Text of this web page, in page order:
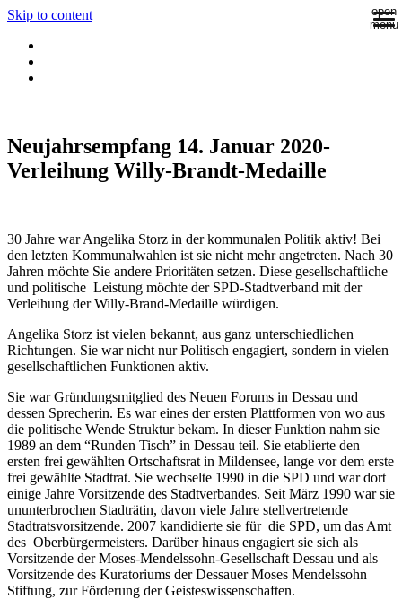
Skip to content
open
menu
Neujahrsempfang 14. Januar 2020-
Verleihung Willy-Brandt-Medaille
30 Jahre war Angelika Storz in der kommunalen Politik aktiv! Bei
den letzten Kommunalwahlen ist sie nicht mehr angetreten. Nach 30
Jahren möchte Sie andere Prioritäten setzen. Diese gesellschaftliche
und politische Leistung möchte der SPD-Stadtverband mit der
Verleihung der Willy-Brand-Medaille würdigen.
Angelika Storz ist vielen bekannt, aus ganz unterschiedlichen
Richtungen. Sie war nicht nur Politisch engagiert, sondern in vielen
gesellschaftlichen Funktionen aktiv.
Sie war Gründungsmitglied des Neuen Forums in Dessau und
dessen Sprecherin. Es war eines der ersten Plattformen von wo aus
die politische Wende Struktur bekam. In dieser Funktion nahm sie
1989 an dem “Runden Tisch” in Dessau teil. Sie etablierte den
ersten frei gewählten Ortschaftsrat in Mildensee, lange vor dem erste
frei gewählte Stadtrat. Sie wechselte 1990 in die SPD und war dort
einige Jahre Vorsitzende des Stadtverbandes. Seit März 1990 war sie
ununterbrochen Stadträtin, davon viele Jahre stellvertretende
Stadtratsvorsitzende. 2007 kandidierte sie für die SPD, um das Amt
des Oberbürgermeisters. Darüber hinaus engagiert sie sich als
Vorsitzende der Moses-Mendelssohn-Gesellschaft Dessau und als
Vorsitzende des Kuratoriums der Dessauer Moses Mendelssohn
Stiftung, zur Förderung der Geisteswissenschaften.